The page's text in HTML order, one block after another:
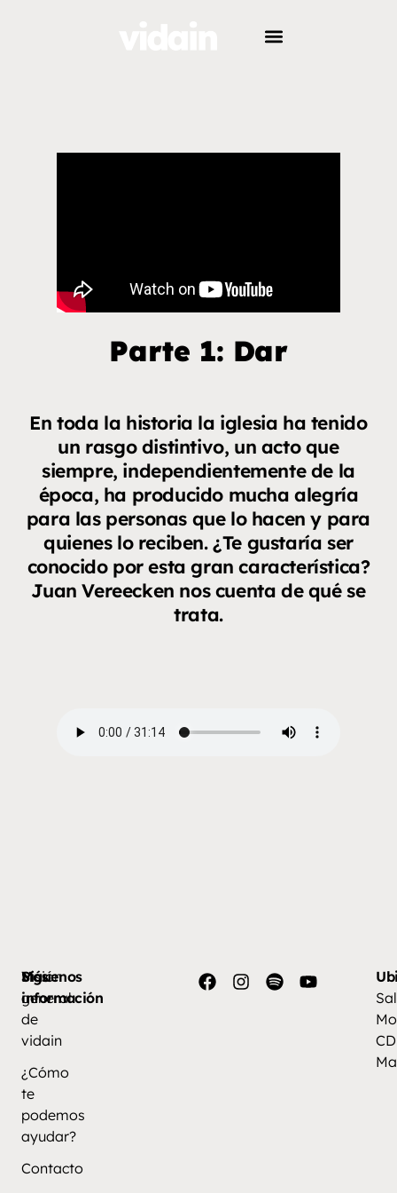
Parte 1: Dar
En toda la historia la iglesia ha tenido
un rasgo distintivo, un acto que
siempre, independientemente de la
época, ha producido mucha alegría
para las personas que lo hacen y para
quienes lo reciben. ¿Te gustaría ser
conocido por esta gran característica?
Juan Vereecken nos cuenta de qué se
trata.
Más
información
Visión
general
de
vidain
¿Cómo
te
podemos
ayudar?
Contacto
Síguenos